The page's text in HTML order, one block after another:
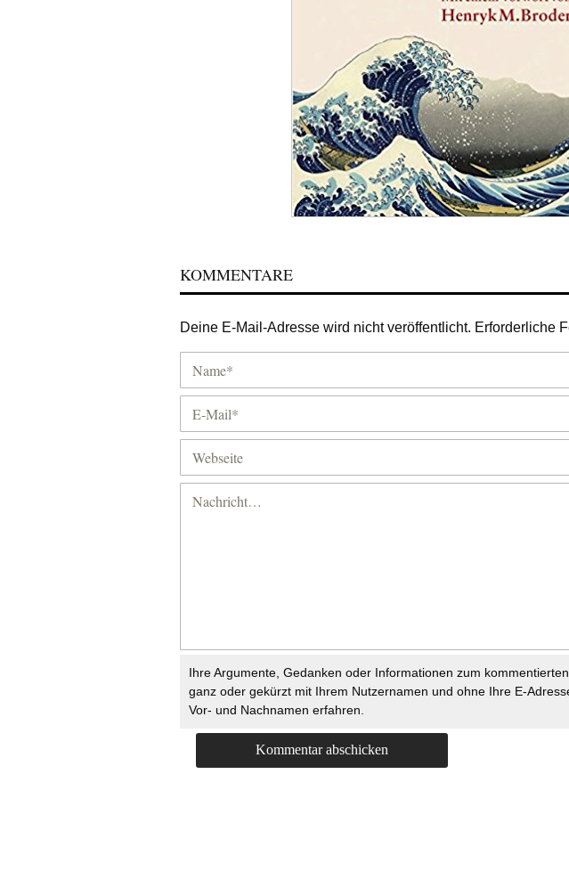
KOMMENTARE
Deine E-Mail-Adresse wird nicht veröffentlicht. Erforderliche
Ihre Argumente, Gedanken oder Informationen zum
ganz oder gekürzt mit Ihrem Nutzernamen und ohne Ihre E-
Vor- und Nachnamen erfahren.